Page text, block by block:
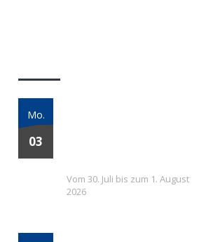
Mo.
03
Vom 30. Juli bis zum 1. August
2026